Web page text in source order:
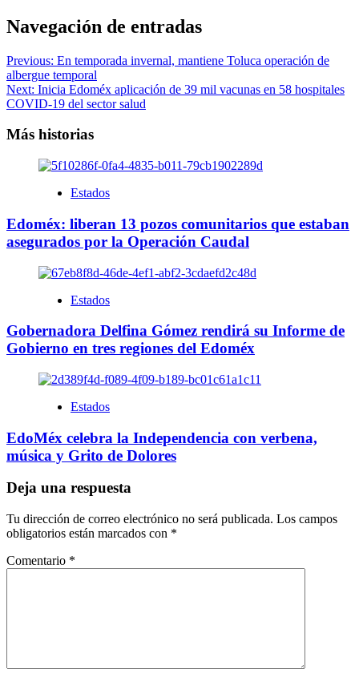
Navegación de entradas
Previous: En temporada invernal, mantiene Toluca operación de
albergue temporal
Next: Inicia Edoméx aplicación de 39 mil vacunas en 58 hospitales
COVID-19 del sector salud
Más historias
Estados
Edoméx: liberan 13 pozos comunitarios que estaban
asegurados por la Operación Caudal
Estados
Gobernadora Delfina Gómez rendirá su Informe de
Gobierno en tres regiones del Edoméx
Estados
EdoMéx celebra la Independencia con verbena,
música y Grito de Dolores
Deja una respuesta
Tu dirección de correo electrónico no será publicada. Los campos
obligatorios están marcados con *
Comentario *